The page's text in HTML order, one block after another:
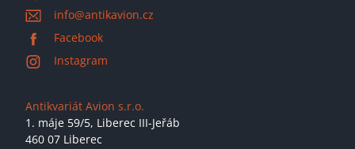
info@antikavion.cz
Facebook
Instagram
Antikvariát Avion s.r.o.
1. máje 59/5, Liberec III-Jeřáb
460 07 Liberec